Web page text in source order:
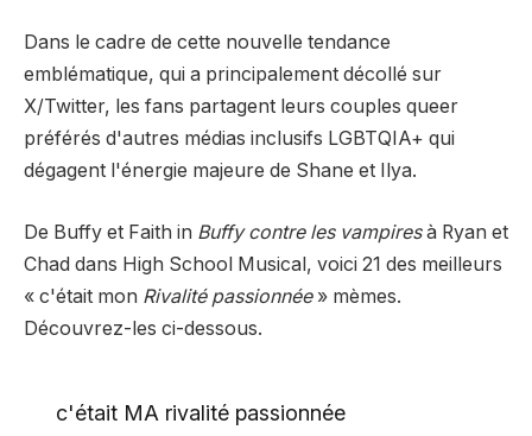
Dans le cadre de cette nouvelle tendance
emblématique, qui a principalement décollé sur
X/Twitter, les fans partagent leurs couples queer
préférés d'autres médias inclusifs LGBTQIA+ qui
dégagent l'énergie majeure de Shane et Ilya.
De Buffy et Faith in Buffy contre les vampiresà Ryan et
Chad dans High School Musical, voici 21 des meilleurs
« c'était mon Rivalité passionnée» mèmes.
Découvrez-les ci-dessous.
c'était MA rivalité passionnée